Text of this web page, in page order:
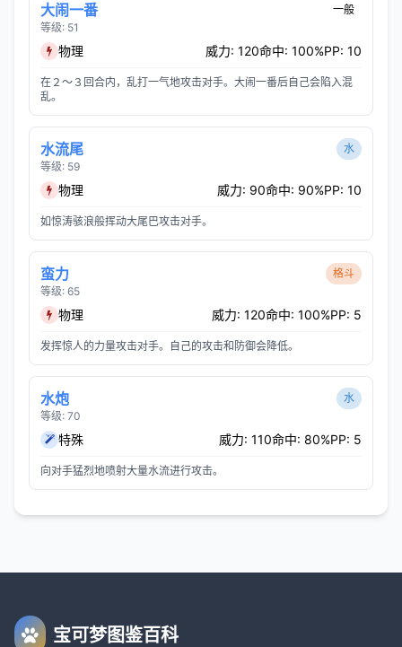
大闹一番
等级: 51
一般
物理 威力: 120命中: 100%PP: 10
在２～３回合内，乱打一气地攻击对手。大闹一番后自己会陷入混
乱。
水流尾
等级: 59
水
物理 威力: 90命中: 90%PP: 10
如惊涛骇浪般挥动大尾巴攻击对手。
蛮力
等级: 65
格斗
物理 威力: 120命中: 100%PP: 5
发挥惊人的力量攻击对手。自己的攻击和防御会降低。
水炮
等级: 70
水
特殊 威力: 110命中: 80%PP: 5
向对手猛烈地喷射大量水流进行攻击。
宝可梦图鉴百科